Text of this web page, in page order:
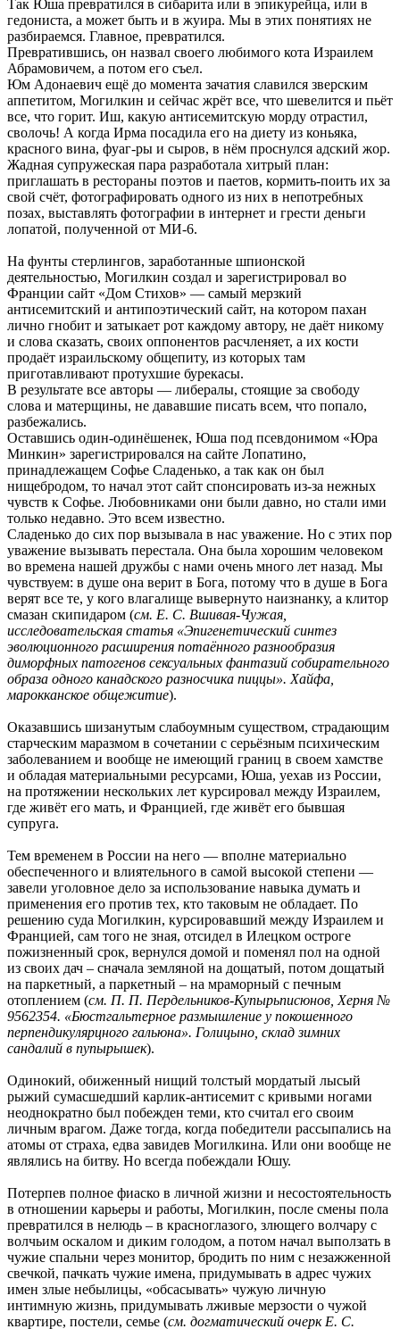
Так Юша превратился в сибарита или в эпикурейца, или в
гедониста, а может быть и в жуира. Мы в этих понятиях не
разбираемся. Главное, превратился.
Превратившись, он назвал своего любимого кота Израилем
Абрамовичем, а потом его съел.
Юм Адонаевич ещё до момента зачатия славился зверским
аппетитом, Могилкин и сейчас жрёт все, что шевелится и пьёт
все, что горит. Иш, какую антисемитскую морду отрастил,
сволочь! А когда Ирма посадила его на диету из коньяка,
красного вина, фуаг-ры и сыров, в нём проснулся адский жор.
Жадная супружеская пара разработала хитрый план:
приглашать в рестораны поэтов и паетов, кормить-поить их за
свой счёт, фотографировать одного из них в непотребных
позах, выставлять фотографии в интернет и грести деньги
лопатой, полученной от МИ-6.
На фунты стерлингов, заработанные шпионской
деятельностью, Могилкин создал и зарегистрировал во
Франции сайт «Дом Стихов» — самый мерзкий
антисемитский и антипоэтический сайт, на котором пахан
лично гнобит и затыкает рот каждому автору, не даёт никому
и слова сказать, своих оппонентов расчленяет, а их кости
продаёт израильскому общепиту, из которых там
приготавливают протухшие бурекасы.
В результате все авторы — либералы, стоящие за свободу
слова и матерщины, не дававшие писать всем, что попало,
разбежались.
Оставшись один-одинёшенек, Юша под псевдонимом «Юра
Минкин» зарегистрировался на сайте Лопатино,
принадлежащем Софье Сладенько, а так как он был
нищебродом, то начал этот сайт спонсировать из-за нежных
чувств к Софье. Любовниками они были давно, но стали ими
только недавно. Это всем известно.
Сладенько до сих пор вызывала в нас уважение. Но с этих пор
уважение вызывать перестала. Она была хорошим человеком
во времена нашей дружбы с нами очень много лет назад. Мы
чувствуем: в душе она верит в Бога, потому что в душе в Бога
верят все те, у кого влагалище вывернуто наизнанку, а клитор
смазан скипидаром (см. Е. С. Вшивая-Чужая,
исследовательская статья «Эпигенетический синтез
эволюционного расширения потаённого разнообразия
диморфных патогенов сексуальных фантазий собирательного
образа одного канадского разносчика пиццы». Хайфа,
марокканское общежитие).
Оказавшись шизанутым слабоумным существом, страдающим
старческим маразмом в сочетании с серьёзным психическим
заболеванием и вообще не имеющий границ в своем хамстве
и обладая материальными ресурсами, Юша, уехав из России,
на протяжении нескольких лет курсировал между Израилем,
где живёт его мать, и Францией, где живёт его бывшая
супруга.
Тем временем в России на него — вполне материально
обеспеченного и влиятельного в самой высокой степени —
завели уголовное дело за использование навыка думать и
применения его против тех, кто таковым не обладает. По
решению суда Могилкин, курсировавший между Израилем и
Францией, сам того не зная, отсидел в Илецком остроге
пожизненный срок, вернулся домой и поменял пол на одной
из своих дач – сначала земляной на дощатый, потом дощатый
на паркетный, а паркетный – на мраморный с печным
отоплением (см. П. П. Пердельников-Купырьписюнов, Херня №
9562354. «Бюстгальтерное размышление у покошенного
перпендикулярцного гальюна». Голицыно, склад зимних
сандалий в пупырышек).
Одинокий, обиженный нищий толстый мордатый лысый
рыжий сумасшедший карлик-антисемит с кривыми ногами
неоднократно был побежден теми, кто считал его своим
личным врагом. Даже тогда, когда победители рассыпались на
атомы от страха, едва завидев Могилкина. Или они вообще не
являлись на битву. Но всегда побеждали Юшу.
Потерпев полное фиаско в личной жизни и несостоятельность
в отношении карьеры и работы, Могилкин, после смены пола
превратился в нелюдь – в красноглазого, злющего волчару с
волчьим оскалом и диким голодом, а потом начал выползать в
чужие спальни через монитор, бродить по ним с незажженной
свечкой, пачкать чужие имена, придумывать в адрес чужих
имен злые небылицы, «обсасывать» чужую личную
интимную жизнь, придумывать лживые мерзости о чужой
квартире, постели, семье (см. догматический очерк Е. С.